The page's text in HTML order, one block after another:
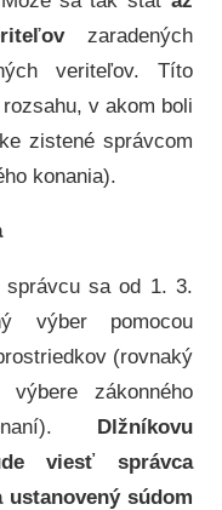
zaradených
veriteľov. Títo
v akom boli
zistené správcom
konania).
správcu sa od 1. 3.
výber pomocou
(rovnaký
zákonného
Dlžníkovu
viesť správca
súdom